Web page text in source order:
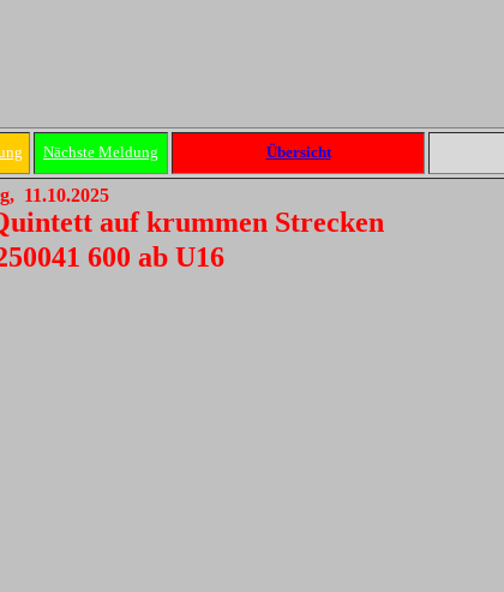
Nächste Meldung Übersicht
11.10.2025
auf krummen Strecken